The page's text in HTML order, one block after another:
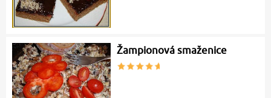
Žampionová smaženice